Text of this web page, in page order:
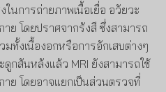
นการถ่ายภาพเนื้อเยื่อ อวัยวะ
าย โดยปราศจากรังสี ซึ่งสามารถ
มทั้งเนื้องอกหรือการอักเสบต่างๆ
ดูกสันหลังแล้ว MRI ยังสามารถใช้
ย โดยอาจแยกเป็นส่วนตรวจที่